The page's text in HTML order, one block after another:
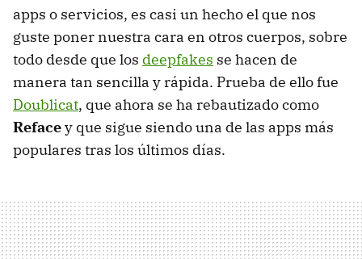
apps o servicios, es casi un hecho el que nos
guste poner nuestra cara en otros cuerpos, sobre
todo desde que los deepfakes se hacen de
manera tan sencilla y rápida. Prueba de ello fue
Doublicat, que ahora se ha rebautizado como
Refacey que sigue siendo una de las apps más
populares tras los últimos días.